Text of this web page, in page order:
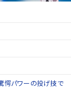
愕パワーの投げ技で